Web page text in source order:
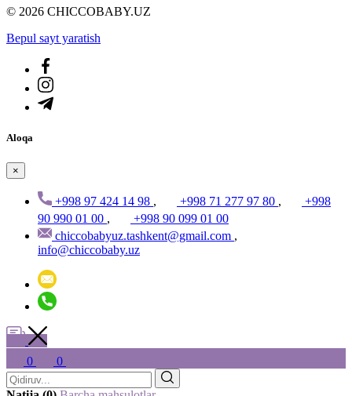
© 2026 CHICCOBABY.UZ
Bepul sayt yaratish
Aloqa
×
+998 97 424 14 98 , +998 71 277 97 80 ,
+998
90 990 01 00 ,
+998 90 099 01 00
chiccobabyuz.tashkent@gmail.com ,
info@chiccobaby.uz
0 0